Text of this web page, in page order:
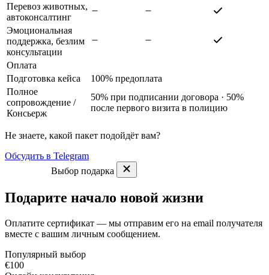
Перевоз животных,
автоконсалтинг
Эмоциональная
поддержка, безлим
консультации
Оплата
Подготовка кейса
100% предоплата
Полное
сопровождение /
Консьерж
50% при подписании договора · 50%
после первого визита в полицию
Не знаете, какой пакет подойдёт вам?
Обсудить в Telegram
Выбор подарка
Подарите начало новой жизни
Оплатите сертификат — мы отправим его на email получателя
вместе с вашим личным сообщением.
Популярный выбор
€100